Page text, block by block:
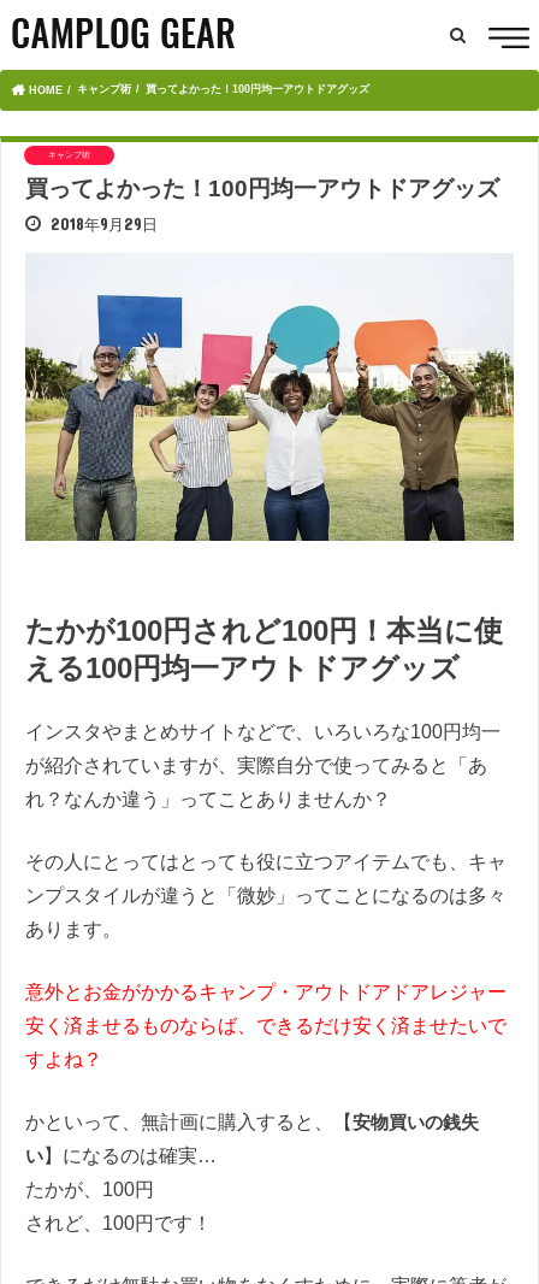
HOME キャンプ術 買ってよかった！100円均一アウトドアグッズ
キャンプ術
買ってよかった！100円均一アウトドアグッズ
2018年9月29日
たかが100円されど100円！本当に使
える100円均一アウトドアグッズ
インスタやまとめサイトなどで、いろいろな100円均一
が紹介されていますが、実際自分で使ってみると「あ
れ？なんか違う」ってことありませんか？
その人にとってはとっても役に立つアイテムでも、キャ
ンプスタイルが違うと「微妙」ってことになるのは多々
あります。
意外とお金がかかるキャンプ・アウトドアドアレジャー
安く済ませるものならば、できるだけ安く済ませたいで
すよね？
かといって、無計画に購入すると、【安物買いの銭失
い】になるのは確実…
たかが、100円
されど、100円です！